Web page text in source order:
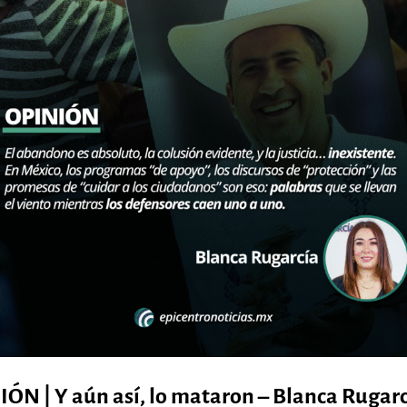
| Y aún así, lo mataron – Blanca